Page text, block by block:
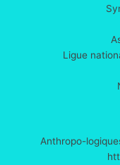
Ligue
Anthropo-